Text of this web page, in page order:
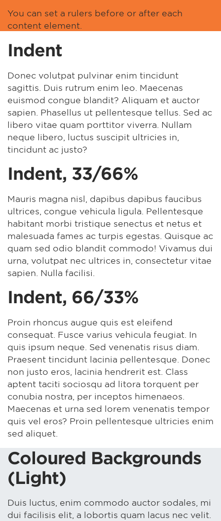
You can set a rulers before or after each
content element.
Indent
Donec volutpat pulvinar enim tincidunt
sagittis. Duis rutrum enim leo. Maecenas
euismod congue blandit? Aliquam et auctor
sapien. Phasellus ut pellentesque tellus. Sed ac
libero vitae quam porttitor viverra. Nullam
neque libero, luctus suscipit ultricies in,
tincidunt ac justo?
Indent, 33/66%
Mauris magna nisl, dapibus dapibus faucibus
ultrices, congue vehicula ligula. Pellentesque
habitant morbi tristique senectus et netus et
malesuada fames ac turpis egestas. Quisque ac
quam sed odio blandit commodo! Vivamus dui
urna, volutpat nec ultrices in, consectetur vitae
sapien. Nulla facilisi.
Indent, 66/33%
Proin rhoncus augue quis est eleifend
consequat. Fusce varius vehicula feugiat. In
quis ipsum neque. Sed venenatis risus diam.
Praesent tincidunt lacinia pellentesque. Donec
non justo eros, lacinia hendrerit est. Class
aptent taciti sociosqu ad litora torquent per
conubia nostra, per inceptos himenaeos.
Maecenas et urna sed lorem venenatis tempor
quis vel eros? Proin pellentesque ultricies enim
sed aliquet.
Coloured Backgrounds
(Light)
Duis luctus, enim commodo auctor sodales, mi
dui facilisis elit, a lobortis quam lacus nec velit.